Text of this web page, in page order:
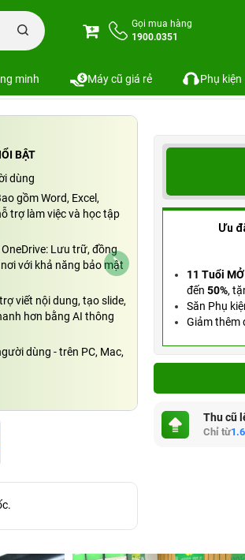
Gọi mua hàng
1900.0351
minh Máy cũ giá rẻ Phụ kiện
M365 Personal English (1 năm/1 người dùng)
(1 năm/1 người dùng)
BẬT
dùng
gồm Word, Excel,
trợ làm việc và học tập
Lưu trữ, đồng
với khả năng bảo mật
viết nội dung, tạo slide,
hơn bằng AI thông
dùng - trên PC, Mac,
Ưu
11 Tuổi
đến 50%,
Săn Phụ
Giảm thêm
Thu cũ
Chỉ từ